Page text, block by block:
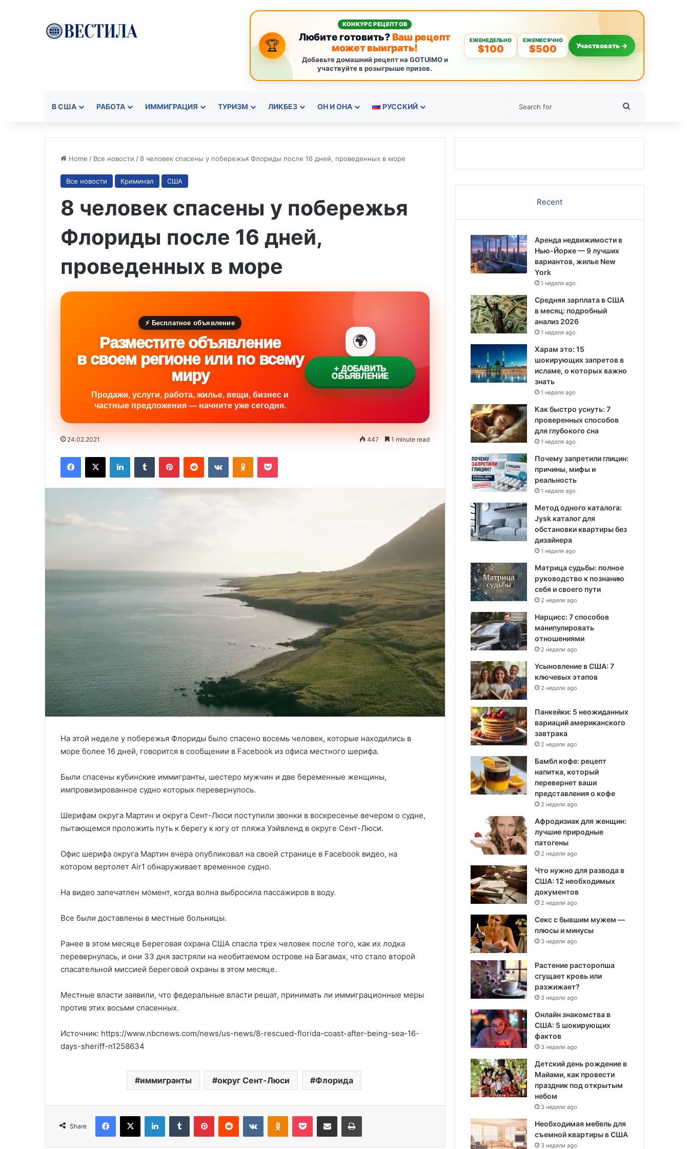
🏆
КОНКУРС РЕЦЕПТОВ
Любите готовить?Ваш рецепт
может выиграть!
Добавьте домашний рецепт на GOTUIMO и
участвуйте в розыгрыше призов.
ЕЖЕНЕДЕЛЬНО
$100
ЕЖЕМЕСЯЧНО
$500 Участвовать →
В США РАБОТА ИММИГРАЦИЯ ТУРИЗМ ЛИКБЕЗ ОН И ОНА РУССКИЙ
Home / Все новости /8 человек спасены у побережья Флориды после 16 дней, проведенных в море
Все новости Криминал США
8 человек спасены у побережья
Флориды после 16 дней,
проведенных в море
⚡ Бесплатное объявление
Разместите объявление
в своем регионе или по всему
миру
Продажи, услуги, работа, жилье, вещи, бизнес и
частные предложения — начните уже сегодня.
🌍
+ ДОБАВИТЬ
ОБЪЯВЛЕНИЕ
24.02.2021 447 1 minute read
На этой неделе у побережья Флориды было спасено восемь человек, которые находились в
море более 16 дней, говорится в сообщении в Facebook из офиса местного шерифа.
Были спасены кубинские иммигранты, шестеро мужчин и две беременные женщины,
импровизированное судно которых перевернулось.
Шерифам округа Мартин и округа Сент-Люси поступили звонки в воскресенье вечером о судне,
пытающемся проложить путь к берегу к югу от пляжа Уэйвленд в округе Сент-Люси.
Офис шерифа округа Мартин вчера опубликовал на своей странице в Facebook видео, на
котором вертолет Air1 обнаруживает временное судно.
На видео запечатлен момент, когда волна выбросила пассажиров в воду.
Все были доставлены в местные больницы.
Ранее в этом месяце Береговая охрана США спасла трех человек после того, как их лодка
перевернулась, и они 33 дня застряли на необитаемом острове на Багамах, что стало второй
спасательной миссией береговой охраны в этом месяце.
Местные власти заявили, что федеральные власти решат, принимать ли иммиграционные меры
против этих восьми спасенных.
Источник: https://www.nbcnews.com/news/us-news/8-rescued-florida-coast-after-being-sea-16-
days-sheriff-n1258634
иммигранты округ Сент-Люси Флорида
Share
Серийные убийцы США: 5
Пляжный домик в Северной
Recent
Аренда недвижимости в
Нью-Йорке — 9 лучших
вариантов, жилье New
York
1 неделя ago
Средняя зарплата в США
в месяц: подробный
анализ 2026
1 неделя ago
Харам это: 15
шокирующих запретов в
исламе, о которых важно
знать
1 неделя ago
Как быстро уснуть: 7
проверенных способов
для глубокого сна
1 неделя ago
Почему запретили глицин:
причины, мифы и
реальность
1 неделя ago
Метод одного каталога:
Jysk каталог для
обстановки квартиры без
дизайнера
1 неделя ago
Матрица судьбы: полное
руководство к познанию
себя и своего пути
2 недели ago
Нарцисс: 7 способов
манипулировать
отношениями
2 недели ago
Усыновление в США: 7
ключевых этапов
2 недели ago
Панкейки: 5 неожиданных
вариаций американского
завтрака
2 недели ago
Бамбл кофе: рецепт
напитка, который
перевернет ваши
представления о кофе
2 недели ago
Афродизиак для женщин:
лучшие природные
патогены
2 недели ago
Что нужно для развода в
США: 12 необходимых
документов
2 недели ago
Секс с бывшим мужем —
плюсы и минусы
3 недели ago
Растение расторопша
сгущает кровь или
разжижает?
3 недели ago
Онлайн знакомства в
США: 5 шокирующих
фактов
3 недели ago
Детский день рождение в
Майами, как провести
праздник под открытым
небом
3 недели ago
Необходимая мебель для
съемной квартиры в США
3 недели ago